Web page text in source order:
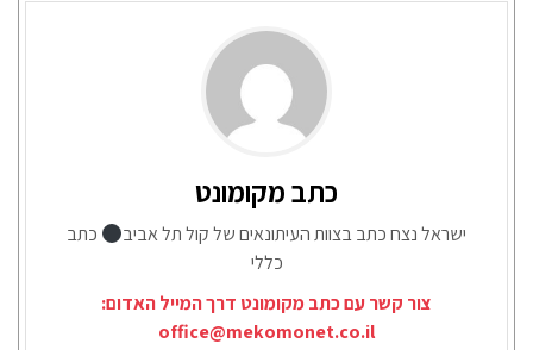
כתב מקומונט
ישראל נצח כתב בצוות העיתונאים של קול תל אביב
כתב
כללי
צור קשר עם כתב מקומונט דרך המייל האדום:
office@mekomonet.co.il